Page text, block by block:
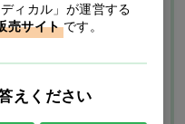
修理・保証につい
て
利用ガイドを詳しく見
ィカル」が運営する
売サイト です。
えください